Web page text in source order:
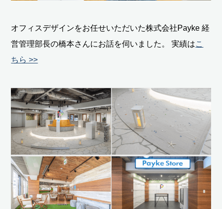
オフィスデザインをお任せいただいた株式会社Payke 経
営管理部長の橋本さんにお話を伺いました。
実績はこ
ちら >>